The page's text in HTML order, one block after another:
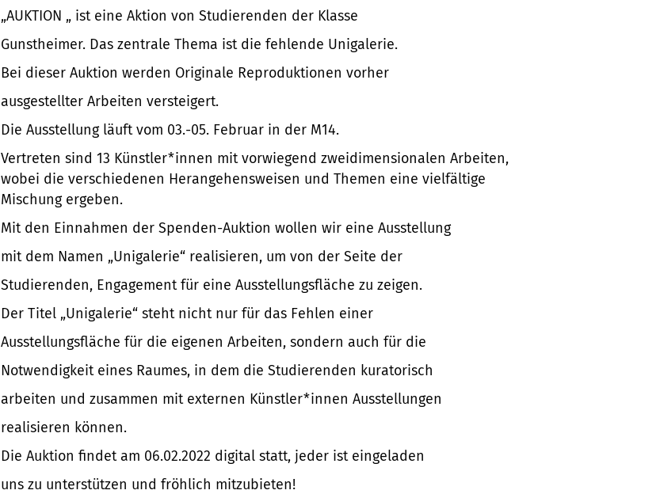
„AUKTION „ ist eine Aktion von Studierenden der Klasse
Gunstheimer. Das zentrale Thema ist die fehlende Unigalerie.
Bei dieser Auktion werden Originale Reproduktionen vorher
ausgestellter Arbeiten versteigert.
Die Ausstellung läuft vom 03.-05. Februar in der M14.
Vertreten sind 13 Künstler*innen mit vorwiegend zweidimensionalen Arbeiten,
wobei die verschiedenen Herangehensweisen und Themen eine vielfältige
Mischung ergeben.
Mit den Einnahmen der Spenden-Auktion wollen wir eine Ausstellung
mit dem Namen „Unigalerie“ realisieren, um von der Seite der
Studierenden, Engagement für eine Ausstellungsfläche zu zeigen.
Der Titel „Unigalerie“ steht nicht nur für das Fehlen einer
Ausstellungsfläche für die eigenen Arbeiten, sondern auch für die
Notwendigkeit eines Raumes, in dem die Studierenden kuratorisch
arbeiten und zusammen mit externen Künstler*innen Ausstellungen
realisieren können.
Die Auktion findet am 06.02.2022 digital statt, jeder ist eingeladen
uns zu unterstützen und fröhlich mitzubieten!